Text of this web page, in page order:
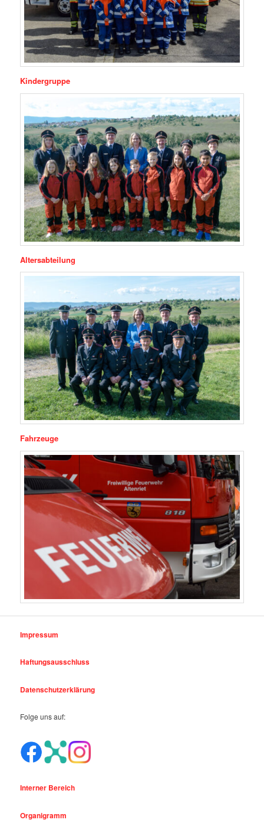
Kindergruppe
Altersabteilung
Fahrzeuge
Impressum
Haftungsausschluss
Datenschutzerklärung
Folge uns auf:
Interner Bereich
Organigramm